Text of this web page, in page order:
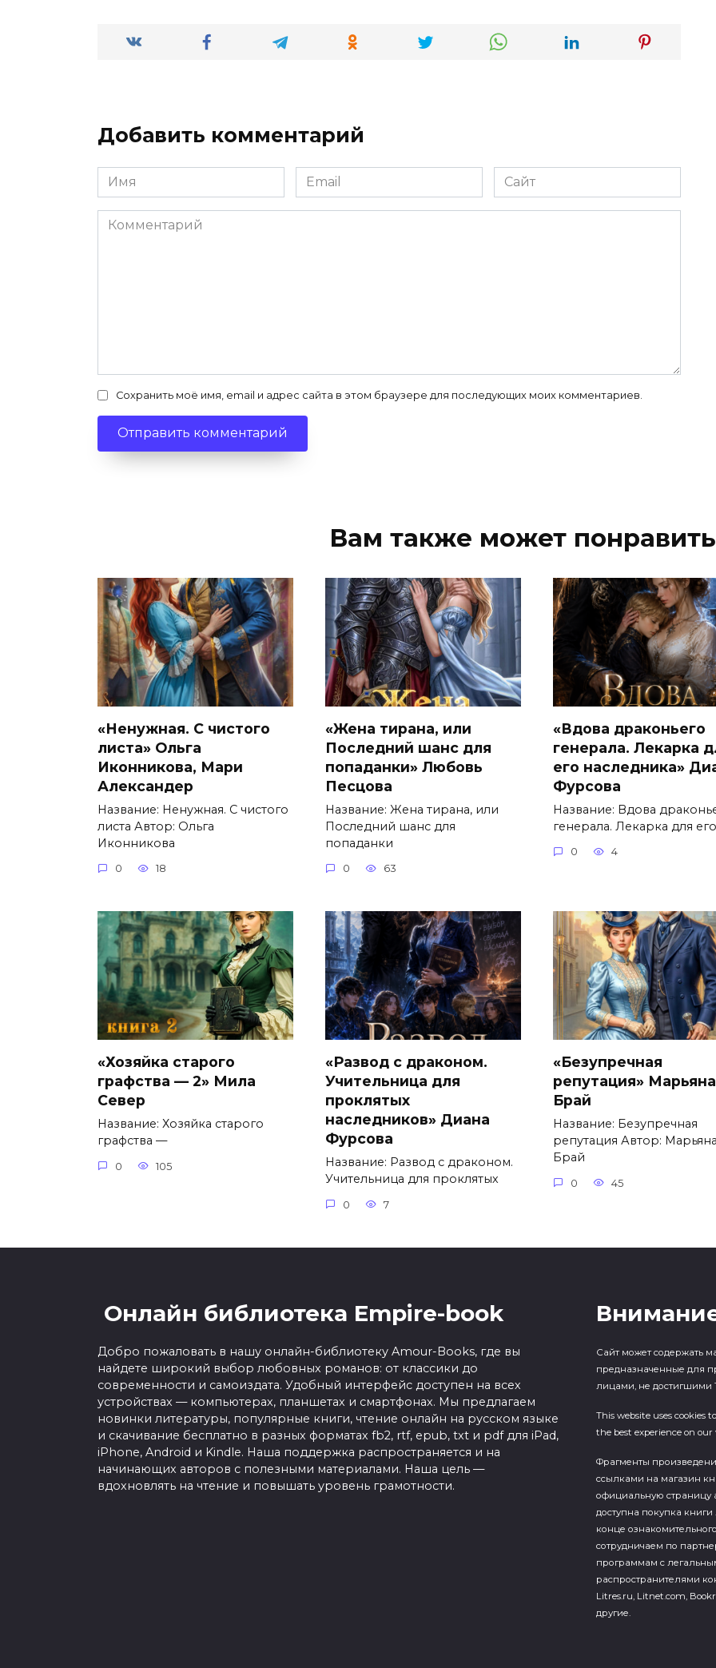
Добавить комментарий
Имя
*
Email
*
Сайт
Комментарий
Сохранить моё имя, email и адрес сайта в этом браузере для последующих моих комментариев.
Вам также может
«Ненужная. С чистого
листа» Ольга
Иконникова, Мари
Александер
Название: Ненужная. С чистого
листа Автор: Ольга
Иконникова
0 18
«Жена тирана, или
Последний шанс для
попаданки» Любовь
Песцова
Название: Жена тирана, или
Последний шанс для
попаданки
0 63
«Вдова драконьего
генерала. Лекарка
его наследника»
Фурсова
Название: Вдова
генерала. Лекарка для его
0 4
«Хозяйка старого
графства — 2» Мила
Север
Название: Хозяйка старого
графства —
0 105
«Развод с драконом.
Учительница для
проклятых
наследников» Диана
Фурсова
Название: Развод с драконом.
Учительница для проклятых
0 7
«Безупречная
репутация» Марьяна
Брай
Название: Безупречная
репутация Автор:
Брай
0 45
Онлайн библиотека Empire-book
Добро пожаловать в нашу онлайн-библиотеку Amour-Books, где вы
найдете широкий выбор любовных романов: от классики до
современности и самоиздата. Удобный интерфейс доступен на всех
устройствах — компьютерах, планшетах и смартфонах. Мы предлагаем
новинки литературы, популярные книги, чтение онлайн на русском языке
и скачивание бесплатно в разных форматах fb2, rtf, epub, txt и pdf для iPad,
iPhone, Android и Kindle. Наша поддержка распространяется и на
начинающих авторов с полезными материалами. Наша цель —
вдохновлять на чтение и повышать уровень грамотности.
Сайт может содержать
предназначенные для
лицами, не достигшими
This website uses cookies
the best experience on our
Фрагменты
ссылками на магазин
официальную страницу
доступна покупка книги
конце
сотрудничаем по
программам с
распространителями
Litres.ru, Litnet.com,
другие.